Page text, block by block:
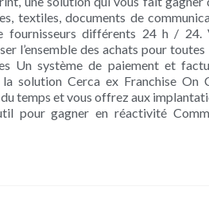
textiles, documents de
fournisseurs différents 24 h / 24.
l’ensemble des achats pour toutes
Un système de paiement et
solution Cerca ex Franchise On
temps et vous offrez aux
pour gagner en réactivité